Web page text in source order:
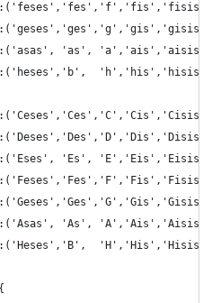
'as', 'a','ais','aisis'),
'h','his','hisis'),
'Es', 'E','Eis','Eisis'),
'As', 'A','Ais','Aisis'),
'H','His','Hisis'),